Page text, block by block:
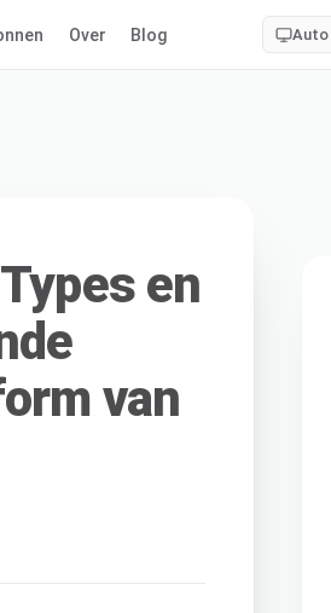
Over Blog Auto
en
van